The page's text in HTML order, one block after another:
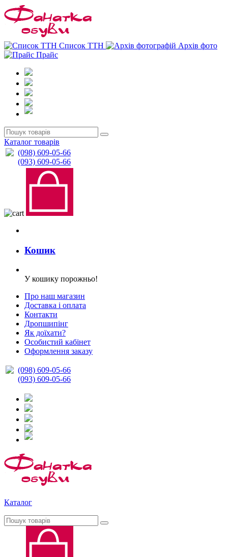
Список ТТН
Архів фото
Прайс
Каталог товарів
(098) 609-05-66
(093) 609-05-66
Кошик
У кошику порожньо!
Про наш магазин
Доставка і оплата
Контакти
Дропшипінг
Як доїхати?
Особистий кабінет
Оформлення заказу
(098) 609-05-66
(093) 609-05-66
Каталог